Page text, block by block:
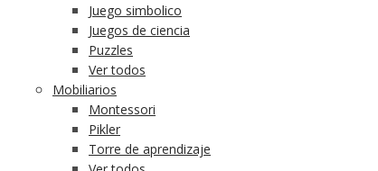
Juego simbolico
Juegos de ciencia
Puzzles
Ver todos
Mobiliarios
Montessori
Pikler
Torre de aprendizaje